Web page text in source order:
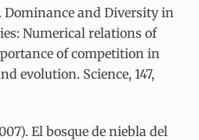
Dominance and Diversity in
Numerical relations of
of competition in
evolution. Science, 147,
El bosque de niebla del